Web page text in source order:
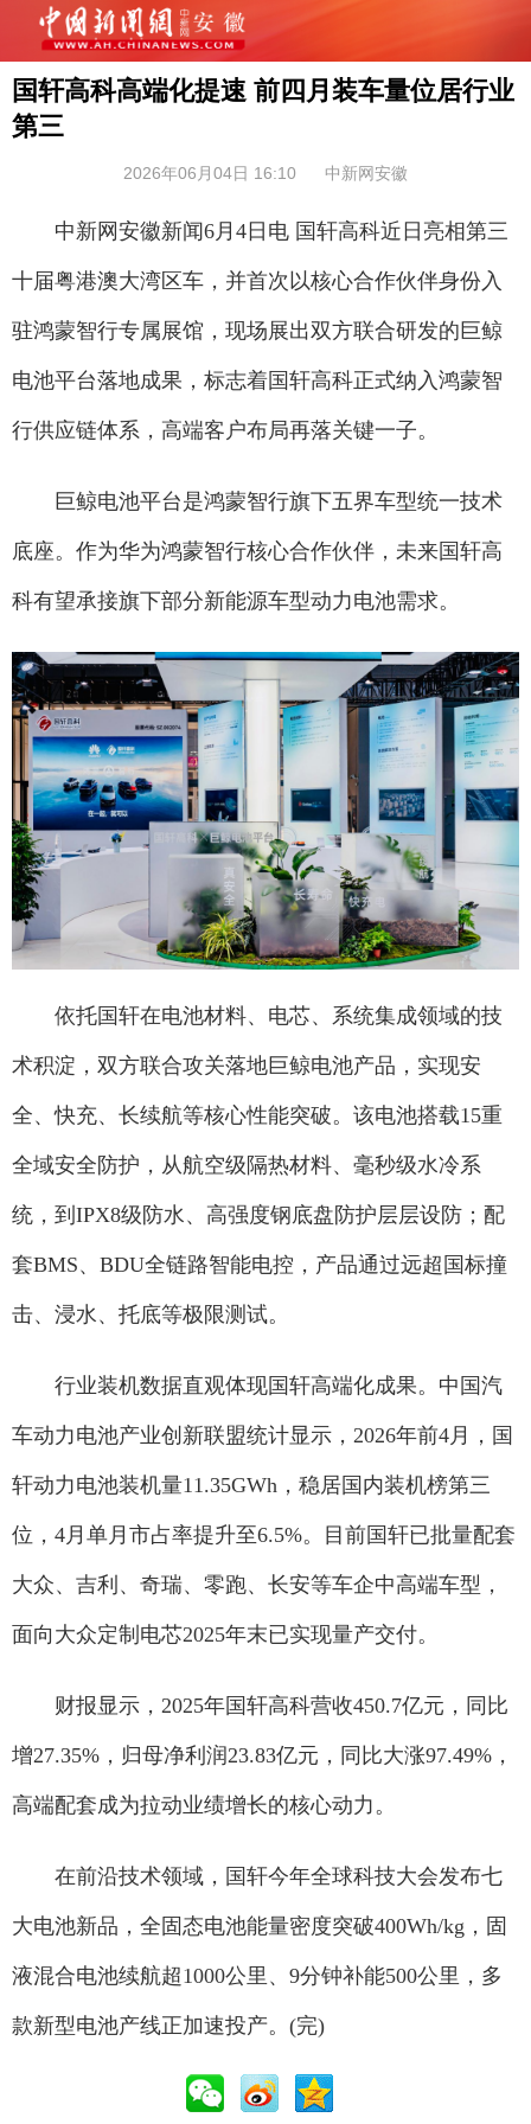
国轩高科高端化提速 前四月装车量位居行业
第三
2026年06月04日 16:10 中新网安徽
中新网安徽新闻6月4日电 国轩高科近日亮相第三
十届粤港澳大湾区车，并首次以核心合作伙伴身份入
驻鸿蒙智行专属展馆，现场展出双方联合研发的巨鲸
电池平台落地成果，标志着国轩高科正式纳入鸿蒙智
行供应链体系，高端客户布局再落关键一子。
巨鲸电池平台是鸿蒙智行旗下五界车型统一技术
底座。作为华为鸿蒙智行核心合作伙伴，未来国轩高
科有望承接旗下部分新能源车型动力电池需求。
依托国轩在电池材料、电芯、系统集成领域的技
术积淀，双方联合攻关落地巨鲸电池产品，实现安
全、快充、长续航等核心性能突破。该电池搭载15重
全域安全防护，从航空级隔热材料、毫秒级水冷系
统，到IPX8级防水、高强度钢底盘防护层层设防；配
套BMS、BDU全链路智能电控，产品通过远超国标撞
击、浸水、托底等极限测试。
行业装机数据直观体现国轩高端化成果。中国汽
车动力电池产业创新联盟统计显示，2026年前4月，国
轩动力电池装机量11.35GWh，稳居国内装机榜第三
位，4月单月市占率提升至6.5%。目前国轩已批量配套
大众、吉利、奇瑞、零跑、长安等车企中高端车型，
面向大众定制电芯2025年末已实现量产交付。
财报显示，2025年国轩高科营收450.7亿元，同比
增27.35%，归母净利润23.83亿元，同比大涨97.49%，
高端配套成为拉动业绩增长的核心动力。
在前沿技术领域，国轩今年全球科技大会发布七
大电池新品，全固态电池能量密度突破400Wh/kg，固
液混合电池续航超1000公里、9分钟补能500公里，多
款新型电池产线正加速投产。(完)